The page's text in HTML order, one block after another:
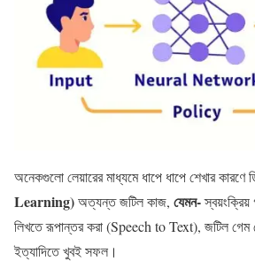
অনেকগুলো লেয়ারের মাধ্যমে ধাপে ধাপে শেখার কারণে
Learning)অত্যন্ত জটিল কাজ, যেমন-স্বয়ংক্রিয়
লিখতে রূপান্তর করা (Speech to Text), জটিল
ইত্যাদিতে খুবই সফল।